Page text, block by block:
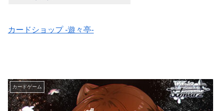
カードショップ -遊々亭-
カードゲーム